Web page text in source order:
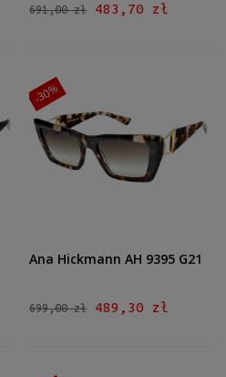
691,00 zł 483,70 zł
Ana Hickmann AH 9395 G21
699,00 zł 489,30 zł
-30%